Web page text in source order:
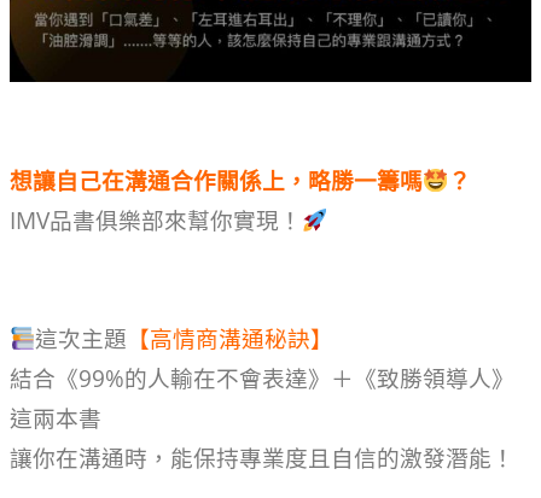
想讓自己在溝通合作關係上，略勝一籌嗎
？
IMV品書俱樂部來幫你實現！
這次主題 【高情商溝通秘訣】
結合《99%的人輸在不會表達》＋《致勝領導人》
這兩本書
讓你在溝通時，能保持專業度且自信的激發潛能！